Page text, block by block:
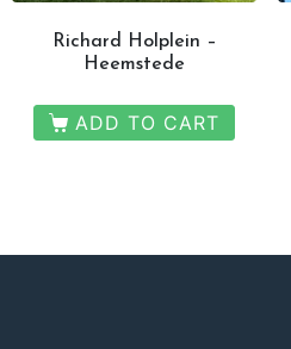
Richard Holplein –
Heemstede
ADD TO CART